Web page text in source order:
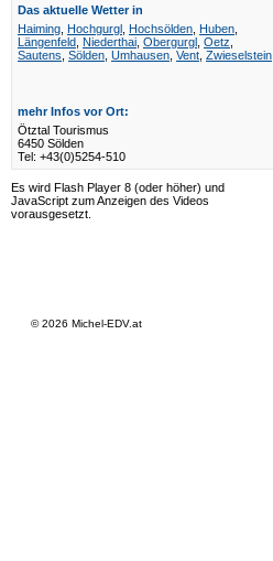
Das aktuelle Wetter in
Haiming Hochgurgl Hochsölden Huben
Längenfeld Niederthai Obergurgl Oetz
Sautens Sölden Umhausen Vent Zwieselstein
mehr Infos vor Ort:
Ötztal Tourismus
6450 Sölden
Tel: +43(0)5254-510
Es wird Flash Player 8 (oder höher) und
JavaScript zum Anzeigen des Videos
vorausgesetzt.
© 2026 Michel-EDV.at